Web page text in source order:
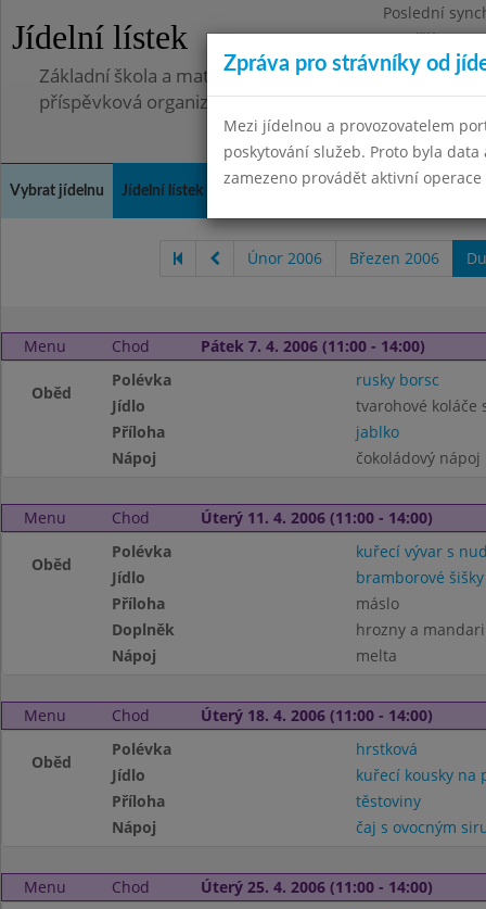
Jídelní lístek
Poslední
Pondělí
Základní škola a mateřská škola, Pavlovice u
příspěvková organizace
Vybrat jídelnu Jídelní lístek Kontakty a informace
Únor 2006 Březen 2006
Menu Chod Pátek 7. 4. 2006 (11:00 - 14:00)
Oběd
Polévka
rusky borsc
Jídlo
tvarohové koláče
Příloha
jablko
Nápoj
čokoládový nápoj
Menu Chod Úterý 11. 4. 2006 (11:00 - 14:00)
Oběd
Polévka
kuřecí vývar s
Jídlo
bramborové
Příloha
máslo
Doplněk
hrozny a
Nápoj
melta
Menu Chod Úterý 18. 4. 2006 (11:00 - 14:00)
Oběd
Polévka
hrstková
Jídlo
kuřecí kousky na
Příloha
těstoviny
Nápoj
čaj s ovocným
Menu Chod Úterý 25. 4. 2006 (11:00 - 14:00)
Zpráva pro strávníky od
Mezi jídelnou a provozovatelem
poskytování služeb. Proto byla
zamezeno provádět aktivní